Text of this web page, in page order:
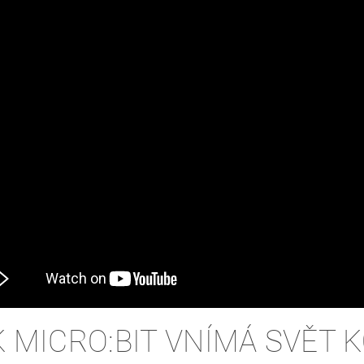
MICRO:BIT VNÍMÁ SVĚT